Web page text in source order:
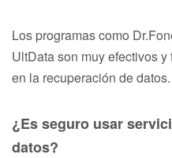
Los programas como
UltData son muy efectivos
en la recuperación de datos.
¿Es seguro usar
datos?